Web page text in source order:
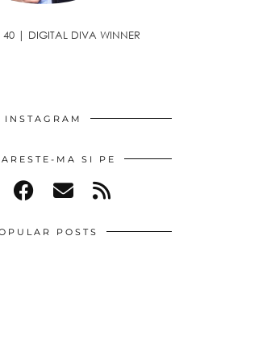
| DIGITAL DIVA WINNER
INSTAGRAM
MA SI PE
POSTS